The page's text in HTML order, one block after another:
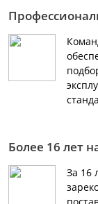
Более 16 лет
За 16